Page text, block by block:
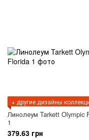
+ другие дизайны
Линолеум Tarkett Olympic
1
379.63 грн